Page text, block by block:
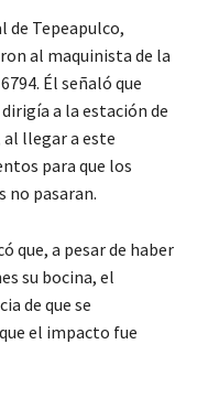
de Tepeapulco,
al maquinista de la
Él señaló que
dirigía a la estación de
al llegar a este
para que los
no pasaran.
que, a pesar de haber
su bocina, el
de que se
el impacto fue